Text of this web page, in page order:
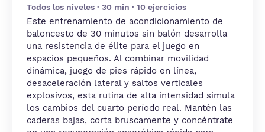
Todos los niveles · 30 min · 10 ejercicios
Este entrenamiento de acondicionamiento de
baloncesto de 30 minutos sin balón desarrolla
una resistencia de élite para el juego en
espacios pequeños. Al combinar movilidad
dinámica, juego de pies rápido en línea,
desaceleración lateral y saltos verticales
explosivos, esta rutina de alta intensidad simula
los cambios del cuarto período real. Mantén las
caderas bajas, corta bruscamente y concéntrate